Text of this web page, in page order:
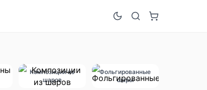
Композиции из
шаров
Фольгированные
шары